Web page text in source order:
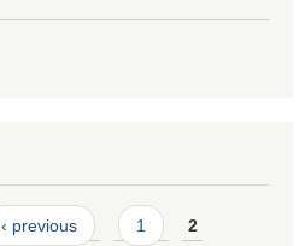
‹ previous 1 2